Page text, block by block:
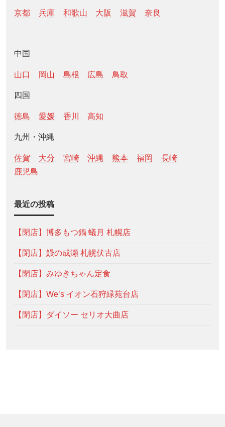
京都 兵庫 和歌山 大阪 滋賀 奈良
中国
山口 岡山 島根 広島 鳥取
四国
徳島 愛媛 香川 高知
九州・沖縄
佐賀 大分 宮崎 沖縄 熊本 福岡
長崎
鹿児島
最近の投稿
【閉店】博多もつ鍋 蟻月 札幌店
【閉店】鰻の成瀬 札幌伏古店
【閉店】みゆきちゃん定食
【閉店】We’s イオン石狩緑苑台店
【閉店】ダイソー セリオ大曲店